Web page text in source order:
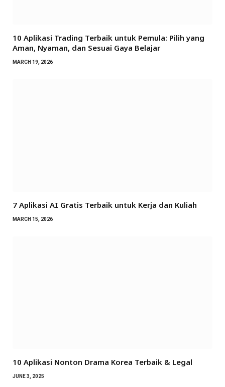
10 Aplikasi Trading Terbaik untuk Pemula: Pilih yang
Aman, Nyaman, dan Sesuai Gaya Belajar
MARCH 19, 2026
7 Aplikasi AI Gratis Terbaik untuk Kerja dan Kuliah
MARCH 15, 2026
10 Aplikasi Nonton Drama Korea Terbaik & Legal
JUNE 3, 2025